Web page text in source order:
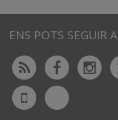
ENS POTS SEGUIR A
Rss Facebook
UdL
App
Bluesky